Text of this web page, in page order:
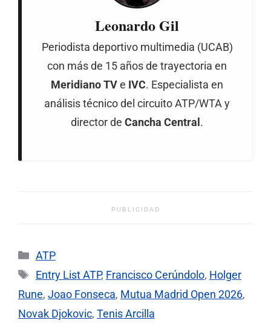
Leonardo Gil
Periodista deportivo multimedia (UCAB)
con más de 15 años de trayectoria en
Meridiano TV e IVC. Especialista en
análisis técnico del circuito ATP/WTA y
director de Cancha Central .
PUBLICIDAD
Categorías
ATP
Etiquetas
Entry List ATP, Francisco Cerúndolo, Holger
Rune, Joao Fonseca, Mutua Madrid Open 2026,
Novak Djokovic, Tenis Arcilla